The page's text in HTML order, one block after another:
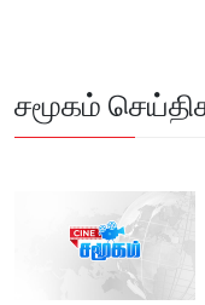
சமூகம்